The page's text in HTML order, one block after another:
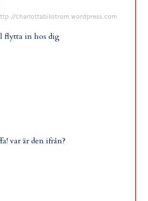
charlottabillstrom.wordpress.com
flytta in hos dig
var är den ifrån?